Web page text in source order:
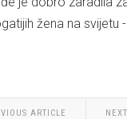
žena na
ARTICLE